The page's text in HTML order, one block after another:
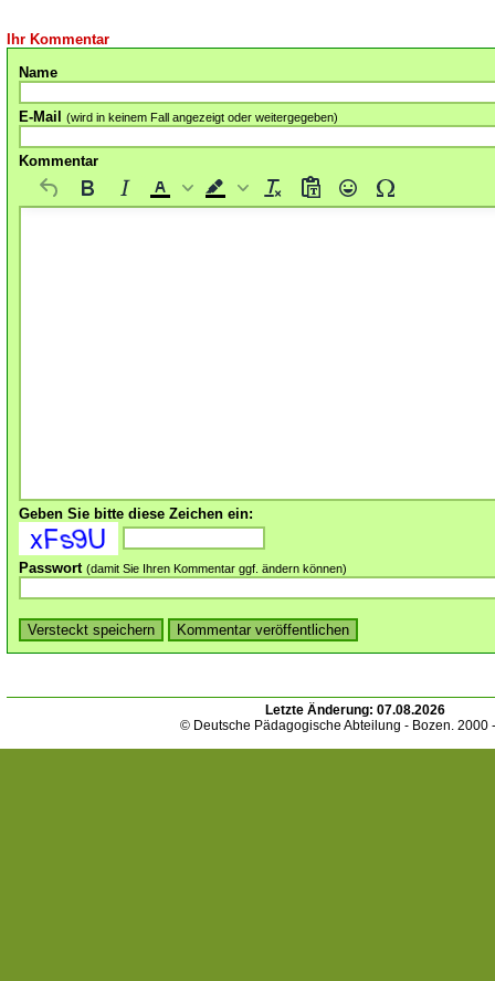
Ihr Kommentar
Name
E-Mail (wird in keinem Fall angezeigt oder weitergegeben)
Kommentar
Geben Sie bitte diese Zeichen ein:
Passwort (damit Sie Ihren Kommentar ggf. ändern können)
Letzte Änderung: 07.08.2026
© Deutsche Pädagogische Abteilung - Bozen. 2000